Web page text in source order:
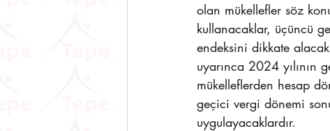
olan mükellefler söz
kullanacaklar, üçüncü
endeksini dikkate
uyarınca 2024 yılının
mükelleflerden hesap
geçici vergi dönemi
uygulayacaklardır.